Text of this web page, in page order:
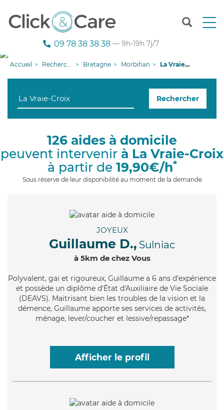
T
n
g
i
09 78 38 38 38 — 9h-19h 7j/7
Accueil Recherche aide à domicile Bretagne Morbihan La Vraie-Croix
Rechercher
126 aides à domicile
peuvent intervenir à La Vraie-Croix
à partir de 19,90€/h*
Sous réserve de leur disponibilité au moment de la demande
JOYEUX
Guillaume D., Sulniac
à 5km de chez Vous
Polyvalent, gai et rigoureux, Guillaume a 6 ans d'expérience
et possède un diplôme d'État d'Auxiliaire de Vie Sociale
(DEAVS). Maitrisant bien les troubles de la vision et la
démence, Guillaume apporte ses services de activités,
ménage, lever/coucher et lessive/repassage*
Afficher le profil